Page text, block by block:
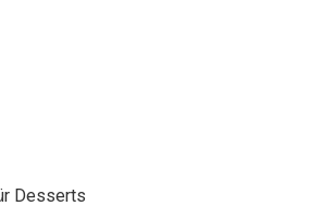
Desserts